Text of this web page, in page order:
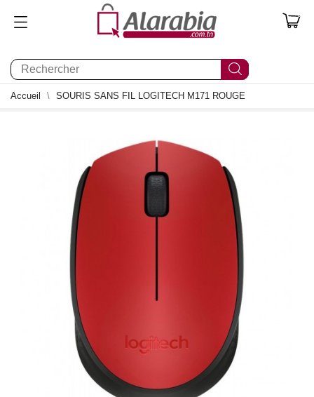
0
Accueil SOURIS SANS FIL LOGITECH M171 ROUGE